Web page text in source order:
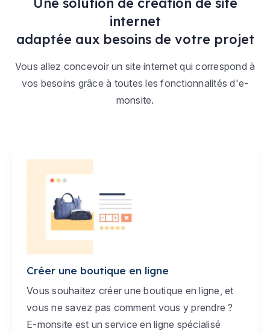
internet
adaptée aux besoins de votre projet
Vous allez concevoir un site internet qui correspond à
vos besoins grâce à toutes les fonctionnalités d'e-
monsite.
Créer une boutique en ligne
Vous souhaitez créer une boutique en ligne, et
vous ne savez pas comment vous y prendre ?
E-monsite est un service en ligne spécialisé